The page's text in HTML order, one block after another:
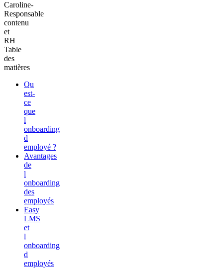
Caroline-
Responsable
contenu
et
RH
Table
des
matières
Qu
est-
ce
que
l
onboarding
d
employé ?
Avantages
de
l
onboarding
des
employés
Easy
LMS
et
l
onboarding
d
employés